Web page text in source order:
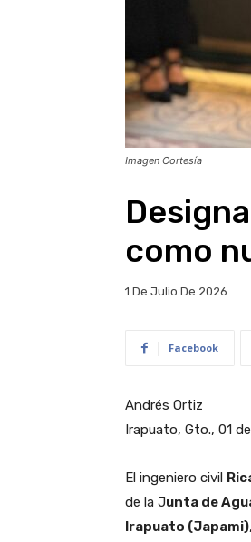
Imagen Cortesía
como
1 De Julio De 2026
Facebook
Andrés Ortiz
Irapuato, Gto., 01
El ingeniero civil
de la Junta de
Irapuato (Japami)